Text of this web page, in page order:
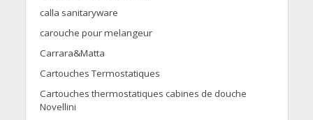
calla sanitaryware
carouche pour melangeur
Carrara&Matta
Cartouches Termostatiques
Cartouches thermostatiques cabines de douche
Novellini